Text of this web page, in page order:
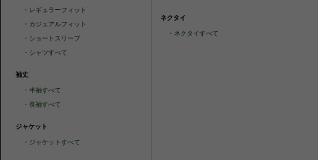
・ レギュラーフィット
・ カジュアルフィット
・ ショートスリーブ
・ シャツすべて
袖丈
・半袖すべて
・長袖すべて
ジャケット
・ ジャケットすべて
ネクタイ
・ ネクタイすべて